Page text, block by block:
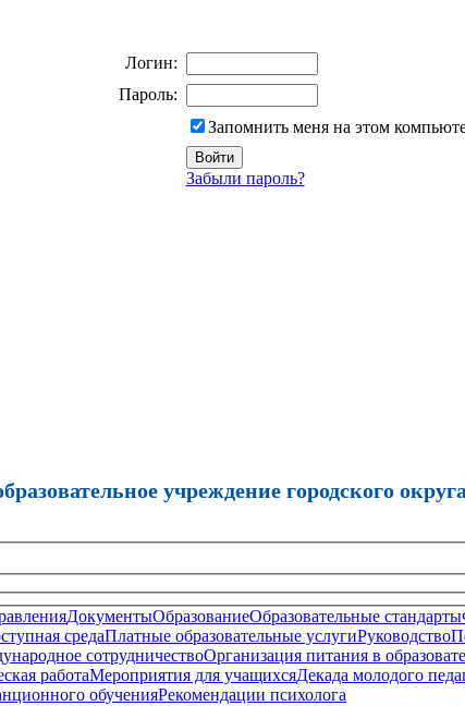
Логин:
Пароль:
Запомнить меня на этом
Забыли пароль?
учреждение городского
ДокументыОбразованиеОбразовательные стандарты
средаПлатные образовательные услугиРуководство
сотрудничествоОрганизация питания в
работаМероприятия для учащихсяДекада молодого
обученияРекомендации психолога